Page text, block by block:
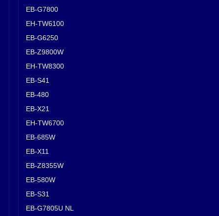
EB-G7800
EH-TW6100
EB-G6250
EB-Z9800W
EH-TW8300
EB-S41
EB-480
EB-X21
EH-TW6700
EB-685W
EB-X11
EB-Z8355W
EB-580W
EB-S31
EB-G7805U NL